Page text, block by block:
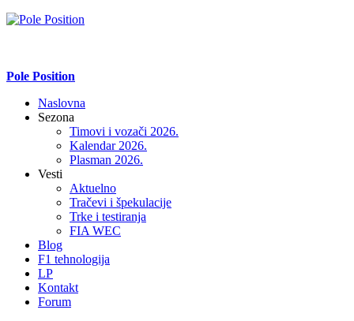
Pole Position
Naslovna
Sezona
Timovi i vozači 2026.
Kalendar 2026.
Plasman 2026.
Vesti
Aktuelno
Tračevi i špekulacije
Trke i testiranja
FIA WEC
Blog
F1 tehnologija
LP
Kontakt
Forum